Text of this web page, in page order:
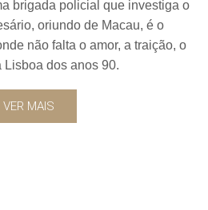
brigada policial que investiga o
oriundo de Macau, é o
não falta o amor, a traição, o
Lisboa dos anos 90.
VER MAIS